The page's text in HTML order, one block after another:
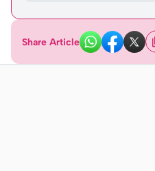
Share Article